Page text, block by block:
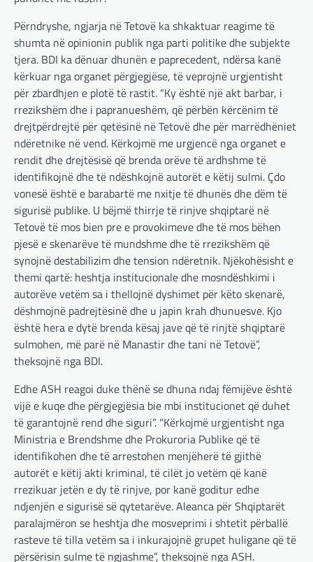
Përndryshe, ngjarja në Tetovë ka shkaktuar reagime të
shumta në opinionin publik nga parti politike dhe subjekte
tjera. BDI ka dënuar dhunën e paprecedent, ndërsa kanë
kërkuar nga organet përgjegjëse, të veprojnë urgjentisht
për zbardhjen e plotë të rastit. “Ky është një akt barbar, i
rrezikshëm dhe i papranueshëm, që përbën kërcënim të
drejtpërdrejtë për qetësinë në Tetovë dhe për marrëdhëniet
ndëretnike në vend. Kërkojmë me urgjencë nga organet e
rendit dhe drejtësisë që brenda orëve të ardhshme të
identifikojnë dhe të ndëshkojnë autorët e këtij sulmi. Çdo
vonesë është e barabartë me nxitje të dhunës dhe dëm të
sigurisë publike. U bëjmë thirrje të rinjve shqiptarë në
Tetovë të mos bien pre e provokimeve dhe të mos bëhen
pjesë e skenarëve të mundshme dhe të rrezikshëm që
synojnë destabilizim dhe tension ndëretnik. Njëkohësisht e
themi qartë: heshtja institucionale dhe mosndëshkimi i
autorëve vetëm sa i thellojnë dyshimet për këto skenarë,
dëshmojnë padrejtësinë dhe u japin krah dhunuesve. Kjo
është hera e dytë brenda kësaj jave që të rinjtë shqiptarë
sulmohen, më parë në Manastir dhe tani në Tetovë”,
theksojnë nga BDI.
Edhe ASH reagoi duke thënë se dhuna ndaj fëmijëve është
vijë e kuqe dhe përgjegjësia bie mbi institucionet që duhet
të garantojnë rend dhe siguri”. “Kërkojmë urgjentisht nga
Ministria e Brendshme dhe Prokuroria Publike që të
identifikohen dhe të arrestohen menjëherë të gjithë
autorët e këtij akti kriminal, të cilët jo vetëm që kanë
rrezikuar jetën e dy të rinjve, por kanë goditur edhe
ndjenjën e sigurisë së qytetarëve. Aleanca për Shqiptarët
paralajmëron se heshtja dhe mosveprimi i shtetit përballë
rasteve të tilla vetëm sa i inkurajojnë grupet huligane që të
përsërisin sulme të ngjashme”, theksojnë nga ASH.
BOTA,LAJME,MË TË FUNDIT,OPINIONE ,
RAJONI, SPECIALE
Gjermani, ekspertët sugjerojnë
400 miliardë euro për mbrojtje
adminadmin March 4, 2025
Gjermania ndodhet aktualisht në kulmin e
përpjekjeve për krijimin e qeverisë dhe koha
nuk pret. CDU/CSU dhe SPD po vazhdojnë…
BOTA
ndërprerjes së ndihmës
ushtarake për Ukrainën nga
Trump
adminadmin March 4, 2025
Pas takimit të liderëve evropianë në Londër,
francezët dhe britanikët kanë hartuar një
plan paqeje për luftën në Ukrainë, të…
BOTA,KRONIKË E ZEZË , LAJME,
MË TË FUNDIT,MISTER ,RAJONI,SPECIALE,
TOP